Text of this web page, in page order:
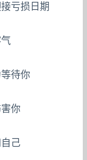
亏损日期
待你
你
己